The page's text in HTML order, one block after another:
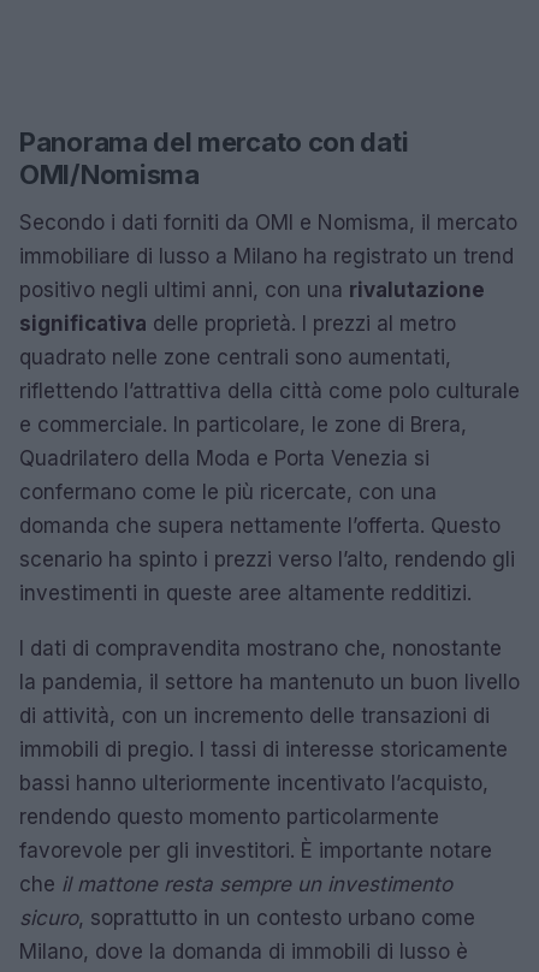
Panorama del mercato con dati
OMI/Nomisma
Secondo i dati forniti da OMI e Nomisma, il mercato
immobiliare di lusso a Milano ha registrato un trend
positivo negli ultimi anni, con una rivalutazione
significativa delle proprietà. I prezzi al metro
quadrato nelle zone centrali sono aumentati,
riflettendo l’attrattiva della città come polo culturale
e commerciale. In particolare, le zone di Brera,
Quadrilatero della Moda e Porta Venezia si
confermano come le più ricercate, con una
domanda che supera nettamente l’offerta. Questo
scenario ha spinto i prezzi verso l’alto, rendendo gli
investimenti in queste aree altamente redditizi.
I dati di compravendita mostrano che, nonostante
la pandemia, il settore ha mantenuto un buon livello
di attività, con un incremento delle transazioni di
immobili di pregio. I tassi di interesse storicamente
bassi hanno ulteriormente incentivato l’acquisto,
rendendo questo momento particolarmente
favorevole per gli investitori. È importante notare
che il mattone resta sempre un investimento
sicuro, soprattutto in un contesto urbano come
Milano, dove la domanda di immobili di lusso è